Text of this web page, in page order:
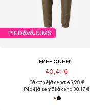
PIEDĀVĀJUMS
FREEQUENT
40,41 €
Sākotnējā cena: 49,90 €
Pēdējā zemākā cena:38,17 €